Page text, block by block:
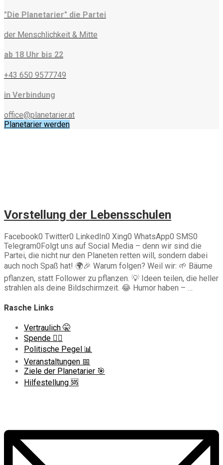
"Die Planetarier" die Partei
der Menschlichkeit & Mitte
ab 18 Uhr bis 22
+43 650 9577749
in Verbindung
office@planetarier.at
Planetarier werden
Vorstellung der Lebensschulen
Facebook0 Twitter0 LinkedIn0 Xing0 WhatsApp0 SMS0
Telegram0Folgt uns auf Social Media – denn wir sind die
Partei, die nicht nur den Planeten retten will, sondern dabei
auch noch Spaß hat! 🌍🎉 Warum folgen? Weil wir: 🌱 Bäume
pflanzen, statt Follower zu pflanzen. 💡 Ideen teilen, die heller
strahlen als deine Bildschirmzeit. 😂 Humor haben – …
Rasche Links
Vertraulich 🤫
Spende ❤️‍🔥
Politische Pegel 📊
Veranstaltungen 📅
Ziele der Planetarier 🎯
Hilfestellung 🆘